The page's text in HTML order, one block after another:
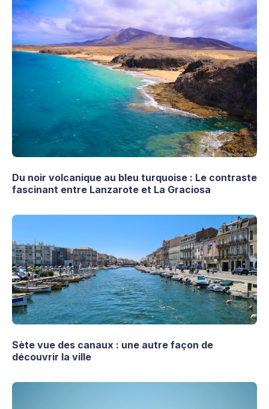
Du noir volcanique au bleu turquoise : Le contraste
fascinant entre Lanzarote et La Graciosa
Sète vue des canaux : une autre façon de
découvrir la ville